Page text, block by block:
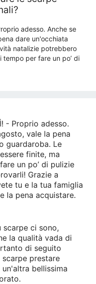
adesso. Anche se
dare un'occhiata
natalizie potrebbero
tempo per fare un po’ di
- Proprio adesso.
vale la pena
guardaroba. Le
finite, ma
un po’ di pulizie
Grazie a
tu e la tua famiglia
la pena acquistare.
scarpe ci sono,
la qualità vada di
di seguito
prestare
bellissima